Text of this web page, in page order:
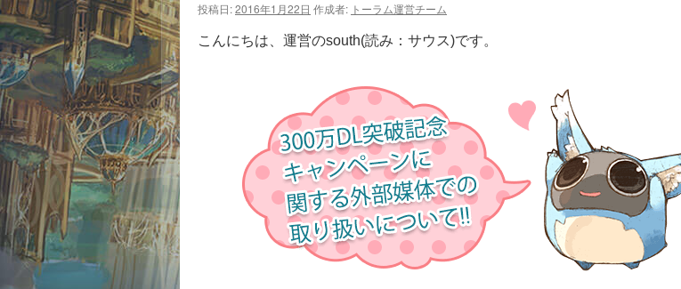
投稿日:2016年1月22日 作成者: トーラム運営チーム
こんにちは、運営のsouth(読み：サウス)です。